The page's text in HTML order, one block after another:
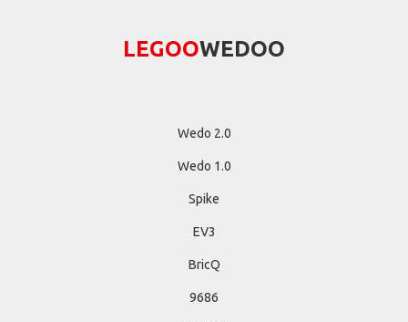
LEGООWEDОО
Wedo 2.0
Wedo 1.0
Spike
EV3
BricQ
9686